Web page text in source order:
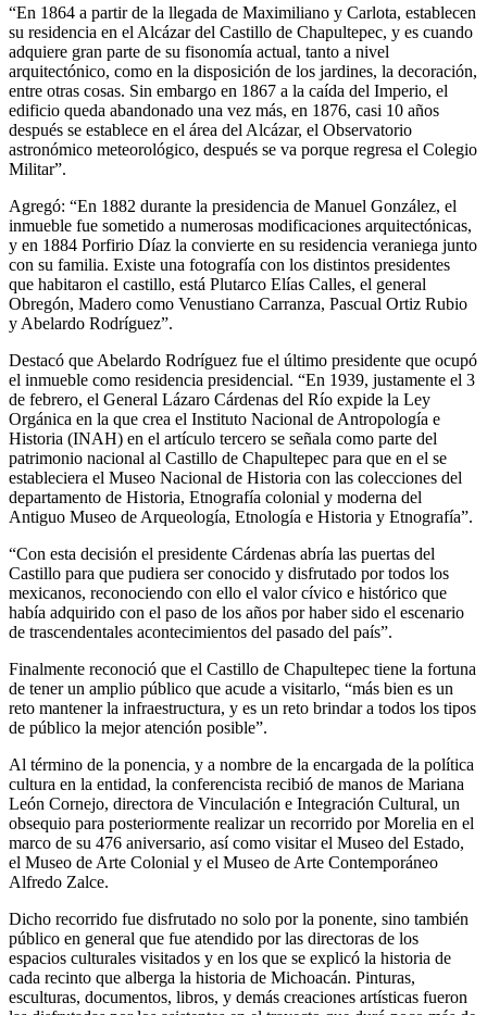
“En 1864 a partir de la llegada de Maximiliano y Carlota, establecen
su residencia en el Alcázar del Castillo de Chapultepec, y es cuando
adquiere gran parte de su fisonomía actual, tanto a nivel
arquitectónico, como en la disposición de los jardines, la decoración,
entre otras cosas. Sin embargo en 1867 a la caída del Imperio, el
edificio queda abandonado una vez más, en 1876, casi 10 años
después se establece en el área del Alcázar, el Observatorio
astronómico meteorológico, después se va porque regresa el Colegio
Militar”.
Agregó: “En 1882 durante la presidencia de Manuel González, el
inmueble fue sometido a numerosas modificaciones arquitectónicas,
y en 1884 Porfirio Díaz la convierte en su residencia veraniega junto
con su familia. Existe una fotografía con los distintos presidentes
que habitaron el castillo, está Plutarco Elías Calles, el general
Obregón, Madero como Venustiano Carranza, Pascual Ortiz Rubio
y Abelardo Rodríguez”.
Destacó que Abelardo Rodríguez fue el último presidente que ocupó
el inmueble como residencia presidencial. “En 1939, justamente el 3
de febrero, el General Lázaro Cárdenas del Río expide la Ley
Orgánica en la que crea el Instituto Nacional de Antropología e
Historia (INAH) en el artículo tercero se señala como parte del
patrimonio nacional al Castillo de Chapultepec para que en el se
estableciera el Museo Nacional de Historia con las colecciones del
departamento de Historia, Etnografía colonial y moderna del
Antiguo Museo de Arqueología, Etnología e Historia y Etnografía”.
“Con esta decisión el presidente Cárdenas abría las puertas del
Castillo para que pudiera ser conocido y disfrutado por todos los
mexicanos, reconociendo con ello el valor cívico e histórico que
había adquirido con el paso de los años por haber sido el escenario
de trascendentales acontecimientos del pasado del país”.
Finalmente reconoció que el Castillo de Chapultepec tiene la fortuna
de tener un amplio público que acude a visitarlo, “más bien es un
reto mantener la infraestructura, y es un reto brindar a todos los tipos
de público la mejor atención posible”.
Al término de la ponencia, y a nombre de la encargada de la política
cultura en la entidad, la conferencista recibió de manos de Mariana
León Cornejo, directora de Vinculación e Integración Cultural, un
obsequio para posteriormente realizar un recorrido por Morelia en el
marco de su 476 aniversario, así como visitar el Museo del Estado,
el Museo de Arte Colonial y el Museo de Arte Contemporáneo
Alfredo Zalce.
Dicho recorrido fue disfrutado no solo por la ponente, sino también
público en general que fue atendido por las directoras de los
espacios culturales visitados y en los que se explicó la historia de
cada recinto que alberga la historia de Michoacán. Pinturas,
esculturas, documentos, libros, y demás creaciones artísticas fueron